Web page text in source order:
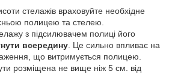
стелажів враховуйте необхідне
полицею та стелею.
з підсилювачем полиці його
всередину . Це сильно впливає на
що витримується полицею.
розміщена не вище ніж 5 см. від